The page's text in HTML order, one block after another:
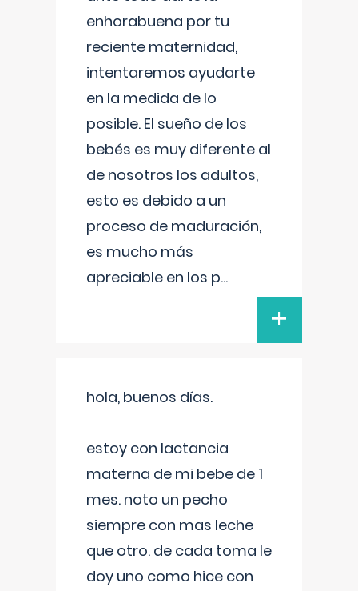
enhorabuena por tu
reciente maternidad,
intentaremos ayudarte
en la medida de lo
posible. El sueño de los
bebés es muy diferente al
de nosotros los adultos,
esto es debido a un
proceso de maduración,
es mucho más
apreciable en los p...
+
hola, buenos días.
estoy con lactancia
materna de mi bebe de 1
mes. noto un pecho
siempre con mas leche
que otro. de cada toma le
doy uno como hice con